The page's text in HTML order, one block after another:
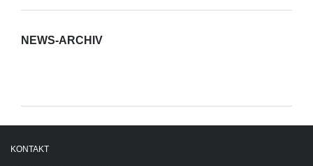
NEWS-ARCHIV
KONTAKT